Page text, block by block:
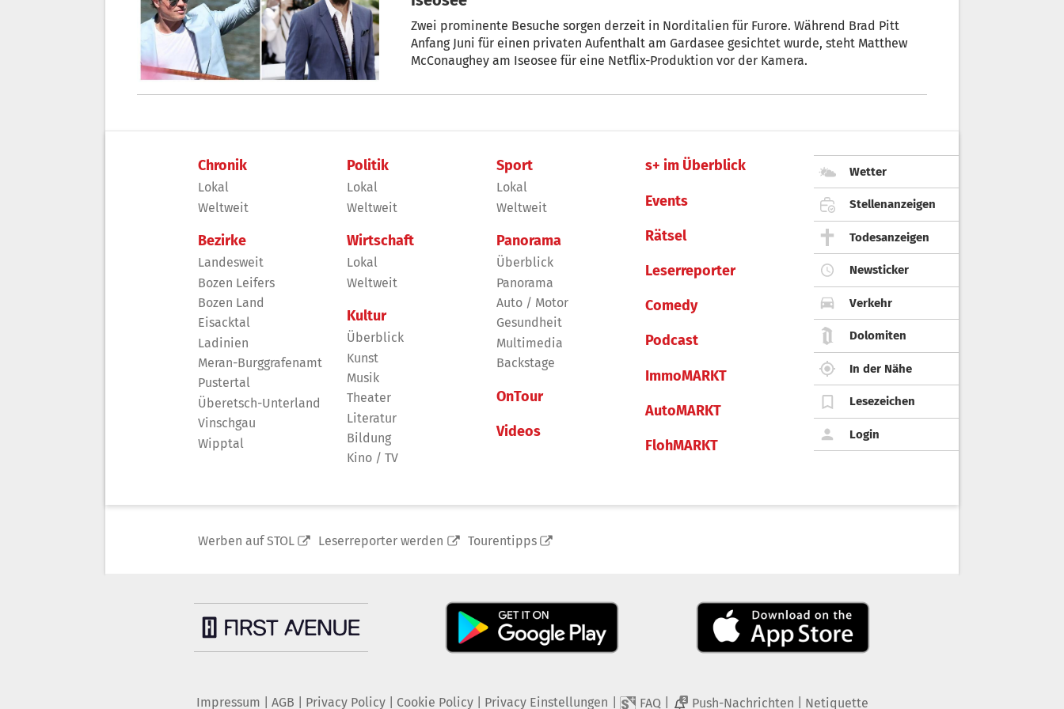
Zwei prominente Besuche sorgen derzeit in Norditalien für Furore. Während Brad Pitt
Anfang Juni für einen privaten Aufenthalt am Gardasee gesichtet wurde, steht Matthew
McConaughey am Iseosee für eine Netflix-Produktion vor der Kamera.
Chronik
Lokal
Weltweit
Bezirke
Landesweit
Bozen Leifers
Bozen Land
Eisacktal
Ladinien
Meran-Burggrafenamt
Pustertal
Überetsch-Unterland
Vinschgau
Wipptal
Politik
Lokal
Weltweit
Wirtschaft
Lokal
Weltweit
Kultur
Überblick
Kunst
Musik
Theater
Literatur
Bildung
Kino / TV
Sport
Lokal
Weltweit
Panorama
Überblick
Panorama
Auto / Motor
Gesundheit
Multimedia
Backstage
OnTour
Videos
s+ im Überblick
Events
Rätsel
Leserreporter
Comedy
Podcast
ImmoMARKT
AutoMARKT
FlohMARKT
Wetter
Stellenanzeigen
Todesanzeigen
Newsticker
Verkehr
Dolomiten
In der Nähe
Lesezeichen
Login
Werben auf STOL Leserreporter werden Tourentipps
Impressum AGB Privacy Policy| Cookie Policy| Privacy Einstellungen FAQ 2 Push-Nachrichten Netiquette